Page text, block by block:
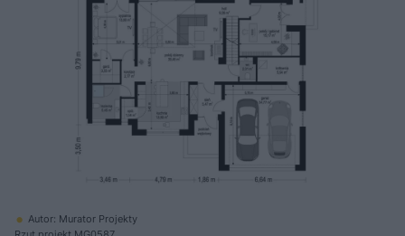
Autor: Murator Projekty